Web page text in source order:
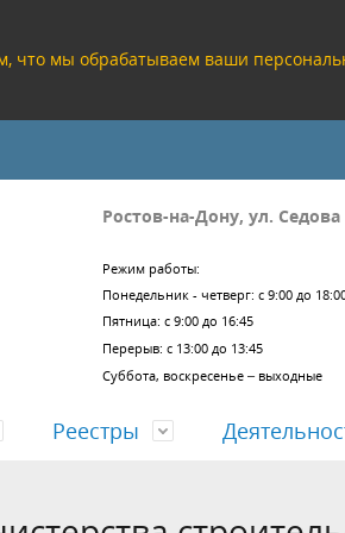
что мы обрабатываем ваши
Ростов-на-Дону, ул.
Режим работы:
Понедельник - четверг: с 9:00 до
Пятница: с 9:00 до 16:45
Перерыв: с 13:00 до 13:45
Суббота, воскресенье – выходные
Учредительные документы
Согласование проектов
Реестры
ЕГРЗ
Отчеты о деятельности